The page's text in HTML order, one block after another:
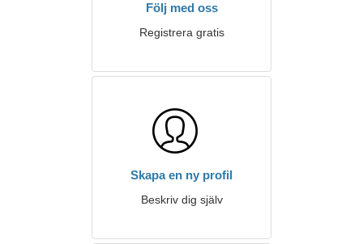
Följ med oss
Registrera gratis
Skapa en ny profil
Beskriv dig själv